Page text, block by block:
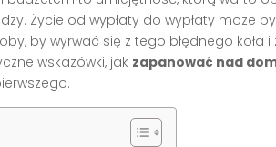
Życie od wypłaty do wypłaty może
by wyrwać się z tego błędnego
wskazówki, jak zapanować nad